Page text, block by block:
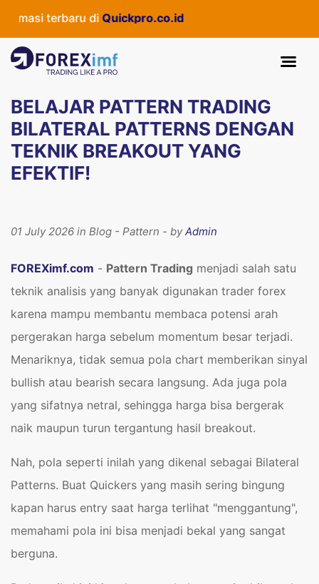
terbaru diQuickpro.co.id
BELAJAR PATTERN TRADING
BILATERAL PATTERNS DENGAN
TEKNIK BREAKOUT YANG
EFEKTIF!
01 July 2026 in Blog - Pattern - byAdmin
FOREXimf.com - Pattern Trading menjadi salah satu
teknik analisis yang banyak digunakan trader forex
karena mampu membantu membaca potensi arah
pergerakan harga sebelum momentum besar terjadi.
Menariknya, tidak semua pola chart memberikan sinyal
bullish atau bearish secara langsung. Ada juga pola
yang sifatnya netral, sehingga harga bisa bergerak
naik maupun turun tergantung hasil breakout.
Nah, pola seperti inilah yang dikenal sebagai Bilateral
Patterns. Buat Quickers yang masih sering bingung
kapan harus entry saat harga terlihat "menggantung",
memahami pola ini bisa menjadi bekal yang sangat
berguna.